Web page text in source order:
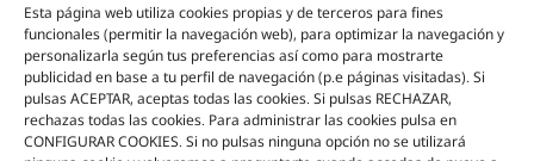
Esta página web utiliza cookies propias y de terceros para fines
funcionales (permitir la navegación web), para optimizar la navegación y
personalizarla según tus preferencias así como para mostrarte
publicidad en base a tu perfil de navegación (p.e páginas visitadas). Si
pulsas ACEPTAR, aceptas todas las cookies. Si pulsas RECHAZAR,
rechazas todas las cookies. Para administrar las cookies pulsa en
CONFIGURAR COOKIES. Si no pulsas ninguna opción no se utilizará
Productos Relacionados
¡OFERTA!